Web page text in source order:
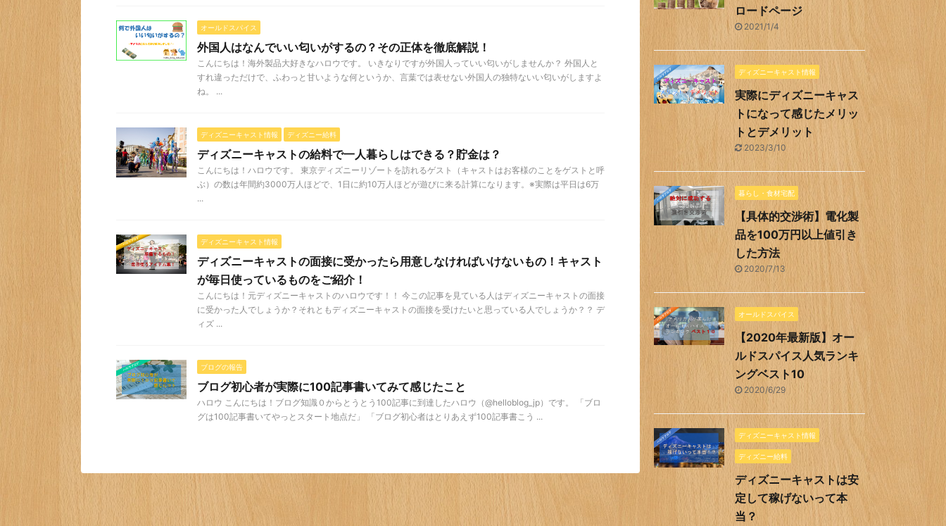
オールドスパイス
外国人はなんでいい匂いがするの？その正体を徹底解説！
こんにちは！海外製品大好きなハロウです。 いきなりですが外国人っていい匂いがしませんか？ 外国人と
すれ違っただけで、ふわっと甘いような何というか、言葉では表せない外国人の独特ないい匂いがしますよ
ね。 ...
ディズニーキャスト情報 ディズニー給料
ディズニーキャストの給料で一人暮らしはできる？貯金は？
こんにちは！ハロウです。 東京ディズニーリゾートを訪れるゲスト（キャストはお客様のことをゲストと呼
ぶ）の数は年間約3000万人ほどで、1日に約10万人ほどが遊びに来る計算になります。※実際は平日は6万
...
ディズニーキャスト情報
ディズニーキャストの面接に受かったら用意しなければいけないもの！キャスト
が毎日使っているものをご紹介！
こんにちは！元ディズニーキャストのハロウです！！ 今この記事を見ている人はディズニーキャストの面接
に受かった人でしょうか？それともディズニーキャストの面接を受けたいと思っている人でしょうか？？ デ
ィズ ...
ブログの報告
ブログ初心者が実際に100記事書いてみて感じたこと
ハロウ こんにちは！ブログ知識０からとうとう100記事に到達したハロウ（@helloblog_jp）です。 「ブロ
グは100記事書いてやっとスタート地点だ」 「ブログ初心者はとりあえず100記事書こう ...
ロードページ
2021/1/4
ディズニーキャスト情報
実際にディズニーキャス
トになって感じたメリッ
トとデメリット
2023/3/10
暮らし・食材宅配
【具体的交渉術】電化製
品を100万円以上値引き
した方法
2020/7/13
オールドスパイス
【2020年最新版】オー
ルドスパイス人気ランキ
ングベスト10
2020/6/29
ディズニーキャスト情報
ディズニー給料
ディズニーキャストは安
定して稼げないって本
当？